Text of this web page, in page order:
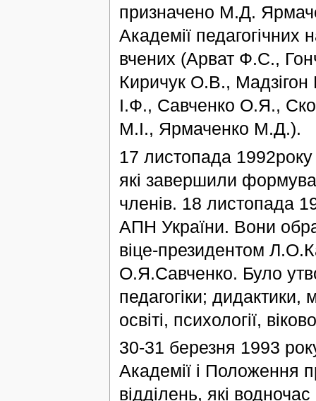
призначено М.Д.
Академії педагогічних
вчених (Арват Ф.С.,
Киричук О.В.,
І.Ф., Савченко О.Я.,
М.І., Ярмаченко М.Д.).
17 листопада 1992року
які завершили
членів. 18 листопада
АПН України. Вони
віце-президентом
О.Я.Савченко. Було
педагогіки; дидактики,
освіті, психології,
30-31 березня 1993
Академії і Положення
відділень, які